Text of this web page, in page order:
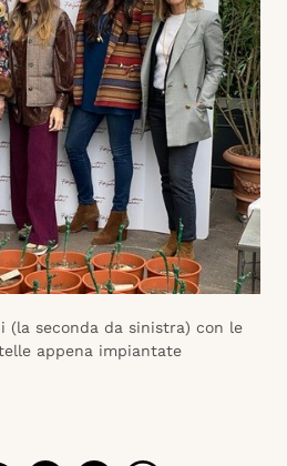
(la seconda da sinistra) con le
appena impiantate